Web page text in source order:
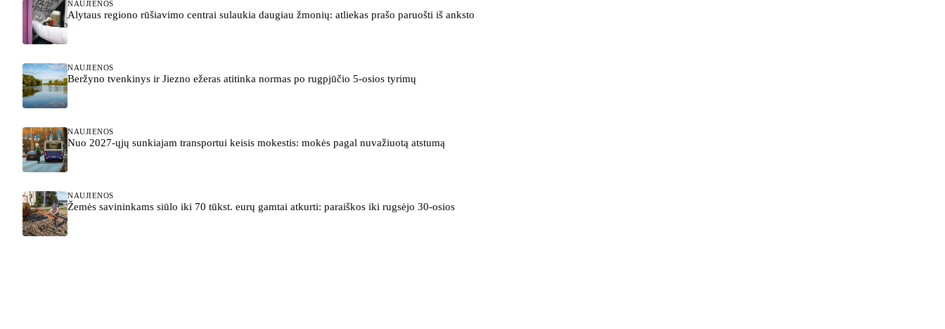
NAUJIENOS
Alytaus regiono rūšiavimo centrai sulaukia daugiau žmonių: atliekas prašo paruošti iš anksto
NAUJIENOS
Beržyno tvenkinys ir Jiezno ežeras atitinka normas po rugpjūčio 5-osios tyrimų
NAUJIENOS
Nuo 2027-ųjų sunkiajam transportui keisis mokestis: mokės pagal nuvažiuotą atstumą
NAUJIENOS
Žemės savininkams siūlo iki 70 tūkst. eurų gamtai atkurti: paraiškos iki rugsėjo 30-osios